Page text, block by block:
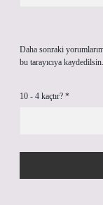
Daha sonraki
bu tarayıcıya kaydedilsin.
10 - 4 kaçtır? *